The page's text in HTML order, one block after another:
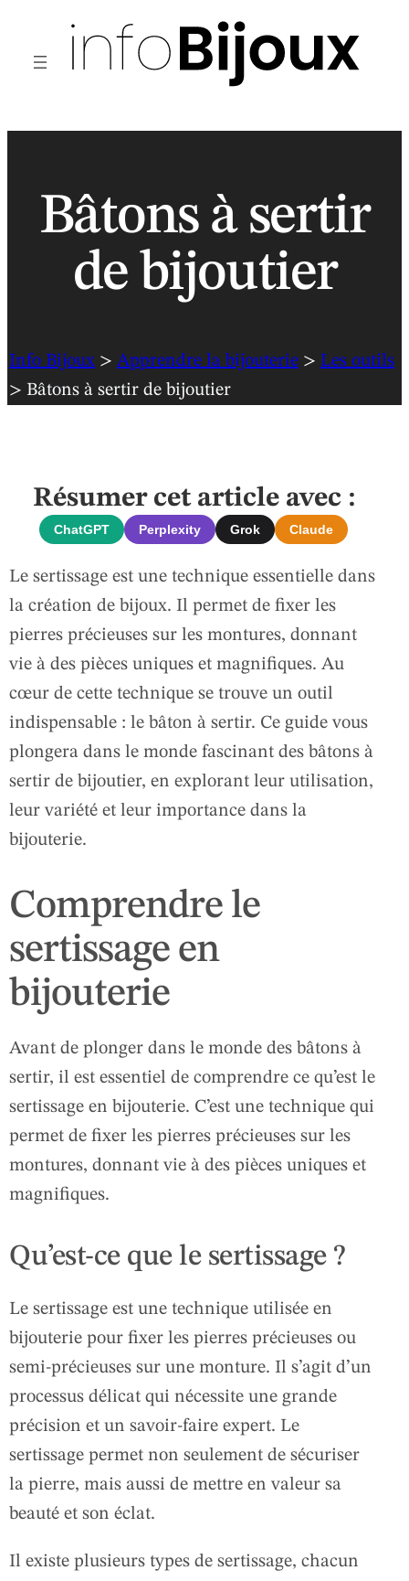
Bâtons à sertir
de bijoutier
Info Bijoux > Apprendre la bijouterie > Les outils
> Bâtons à sertir de bijoutier
Résumer cet article avec :
ChatGPT Perplexity Grok Claude
Le sertissage est une technique essentielle dans
la création de bijoux. Il permet de fixer les
pierres précieuses sur les montures, donnant
vie à des pièces uniques et magnifiques. Au
cœur de cette technique se trouve un outil
indispensable : le bâton à sertir. Ce guide vous
plongera dans le monde fascinant des bâtons à
sertir de bijoutier, en explorant leur utilisation,
leur variété et leur importance dans la
bijouterie.
Comprendre le
sertissage en
bijouterie
Avant de plonger dans le monde des bâtons à
sertir, il est essentiel de comprendre ce qu’est le
sertissage en bijouterie. C’est une technique qui
permet de fixer les pierres précieuses sur les
montures, donnant vie à des pièces uniques et
magnifiques.
Qu’est-ce que le sertissage ?
Le sertissage est une technique utilisée en
bijouterie pour fixer les pierres précieuses ou
semi-précieuses sur une monture. Il s’agit d’un
processus délicat qui nécessite une grande
précision et un savoir-faire expert. Le
sertissage permet non seulement de sécuriser
la pierre, mais aussi de mettre en valeur sa
beauté et son éclat.
Il existe plusieurs types de sertissage, chacun